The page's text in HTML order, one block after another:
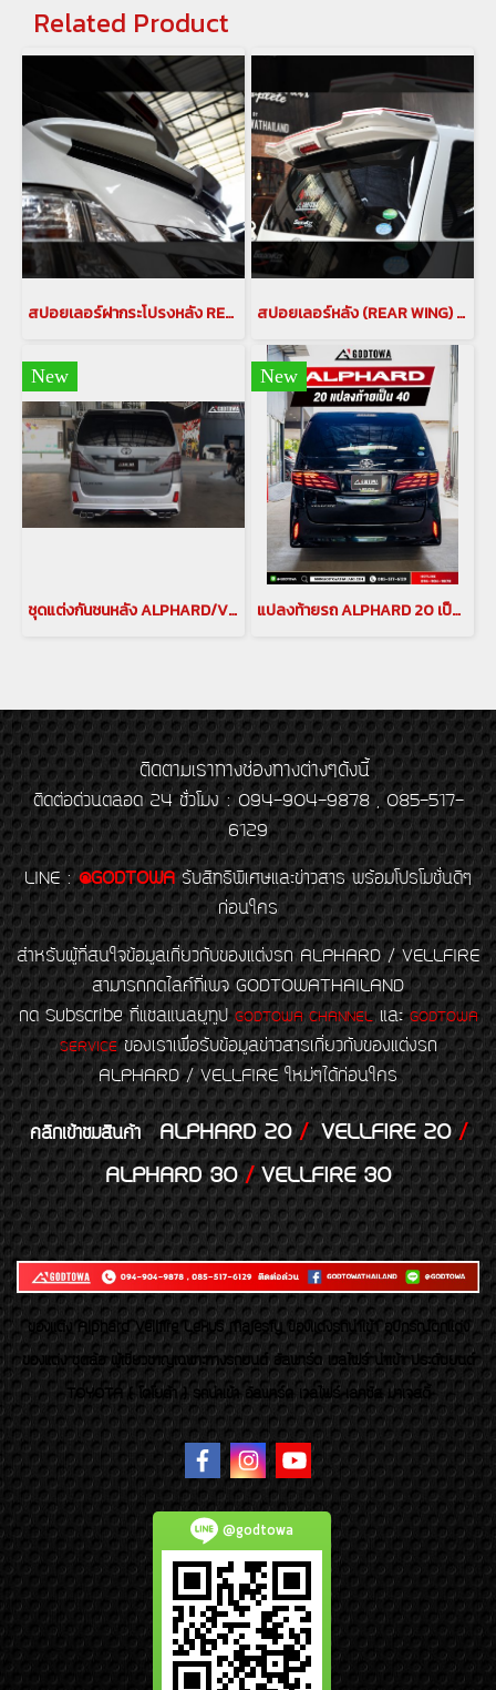
Related Product
สปอยเลอร์ฝากระโปรงหลัง REAR GATE SPOILER สำหรับรถยนต์ อัลพาร์ด / เวลไฟร์ 20 ALPHARD / VELLFIRE 20 สปอยเลอร์หลัง (REAR WING) BLACK PEARL COMPLETE สำหรับรถยนต์อัลพาร์ด เวลไฟร์ 20 ( ALPHARD/VELLFIRE)
New
ชุดแต่งกันชนหลัง ALPHARD/VELLFIRE 20 แปลงหลังอัลพาร์ด เวลไฟร์ 20 กันชนหลัง สเกิร์ตหลังอัลพาร์ด เวลไฟร์ 20 กันชนอัลพาร์ด เวลไฟร์ กันชนAlphard
New
แปลงท้ายรถ ALPHARD 20 เป็น ALPHARD 30 แปลงท้าย เวลไฟร์20 เป็น อัลพาร์ด30 ชุดแต่งแปลงท้าย เวลไฟร์ VELLFIRE(copy)
ติดตามเราทางช่องทางต่างๆดังนี้
ติดต่อด่วนตลอด 24 ชั่วโมง : 094-904-9878 , 085-517-
6129
LINE : @GODTOWA รับสิทธิพิเศษและข่าวสาร พร้อมโปรโมชั่นดีๆ
ก่อนใคร
สำหรับผู้ที่สนใจข้อมูลเกี่ยวกับของแต่งรถ ALPHARD / VELLFIRE
สามารถกดไลค์ที่เพจ GODTOWATHAILAND
กด Subscribe ที่แชลแนลยูทูป GODTOWA CHANNELและGODTOWA
SERVICEของเราเพื่อรับข้อมูลข่าวสารเกี่ยวกับของแต่งรถ
ALPHARD / VELLFIRE ใหม่ๆได้ก่อนใคร
คลิกเข้าชมสินค้า ALPHARD 20/VELLFIRE 20/
ALPHARD 30/VELLFIRE 30
ของเเต่ง Alphard Vellfire Lexus Majesty ของเเต่งรถนำเข้า อุปกรณ์ตกแต่ง
ของแต่ง ชุดล้อ ผู้เชี่ยวชาญเฉพาะทางรถยนต์ อัลพาร์ด เวลไฟร์ นำเข้า ประดับยนต์
TOYOTA ( โตโยต้า ) รถนำเข้า อัลพาร์ด เวลไฟร์ เลกซัส มาเจสตี้
@godtowa